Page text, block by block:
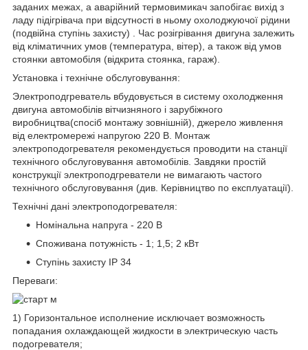
заданих межах, а аварійний термовимикач запобігає вихід з
ладу підігрівача при відсутності в ньому охолоджуючої рідини
(подвійна ступінь захисту) . Час розігрівання двигуна залежить
від кліматичних умов (температура, вітер), а також від умов
стоянки автомобіля (відкрита стоянка, гараж).
Установка і технічне обслуговування:
Электроподгреватель вбудовується в систему охолодження
двигуна автомобілів вітчизняного і зарубіжного
виробництва(спосіб монтажу зовнішній), джерело живлення
від електромережі напругою 220 В. Монтаж
электроподогревателя рекомендується проводити на станції
технічного обслуговування автомобілів. Завдяки простій
конструкції электроподгреватели не вимагають частого
технічного обслуговування (див. Керівництво по експлуатації).
Технічні дані электроподогревателя:
Номінальна напруга - 220 В
Споживана потужність - 1; 1,5; 2 кВт
Ступінь захисту IP 34
Переваги:
1) Горизонтальное исполнение исключает возможность
попадания охлаждающей жидкости в электрическую часть
подогревателя;